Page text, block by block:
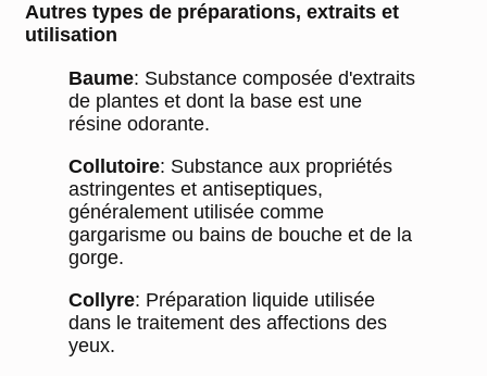
Autres types de préparations, extraits et
utilisation
Baume: Substance composée d'extraits
de plantes et dont la base est une
résine odorante.
Collutoire: Substance aux propriétés
astringentes et antiseptiques,
généralement utilisée comme
gargarisme ou bains de bouche et de la
gorge.
Collyre: Préparation liquide utilisée
dans le traitement des affections des
yeux.